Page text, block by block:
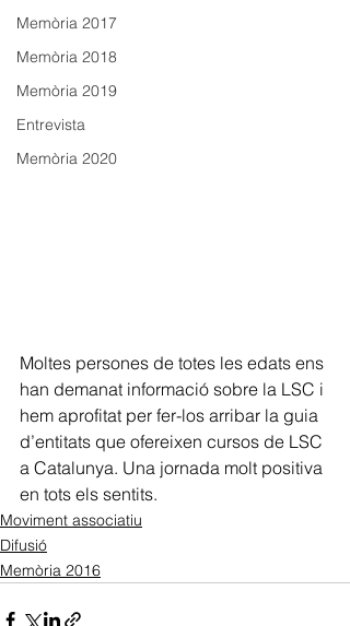
Memòria 2017
Memòria 2018
Memòria 2019
Entrevista
Memòria 2020
Moltes persones de totes les edats ens
han demanat informació sobre la LSC i
hem aprofitat per fer-los arribar la guia
d’entitats que ofereixen cursos de LSC
a Catalunya. Una jornada molt positiva
en tots els sentits.
Moviment associatiu
Difusió
Memòria 2016